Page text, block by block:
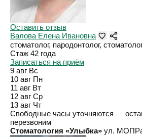
Оставить отзыв
Валова Елена Ивановна
стоматолог, пародонтолог,
Стаж 42 года
Записаться на приём
9 авг Вс
10 авг Пн
11 авг Вт
12 авг Ср
13 авг Чт
Свободные часы уточняются —
перезвоним
Стоматология «Улыбка» ул.